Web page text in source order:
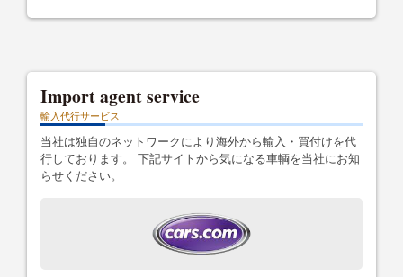
Import agent service
輸入代行サービス
当社は独自のネットワークにより海外から輸入・買付けを代
行しております。 下記サイトから気になる車輌を当社にお知
らせください。